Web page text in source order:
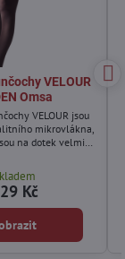
VELOUR
Omsa
VELOUR jsou
mikrovlákna,
na dotek velmi
Kč